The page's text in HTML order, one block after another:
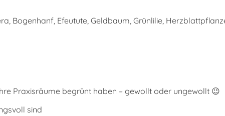
Bogenhanf, Efeutute, Geldbaum, Grünlilie,
Praxisräume begrünt haben – gewollt oder ungewollt 😉
sind